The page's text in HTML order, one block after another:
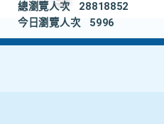
總瀏覽人次
28818852
今日瀏覽人次
5996